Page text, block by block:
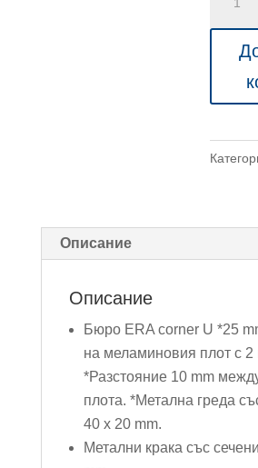
ъглови
corner
U,
метал,
крак
тип
U
Описание
Описание
Бюро ERA corner U *25
на меламиновия плот с 2
*Разстояние 10 mm
плота. *Метална греда
40 х 20 mm.
Метални крака със